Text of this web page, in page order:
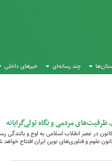
چند رسانه‌ای خبرهای داخلی
مردمی و نگاه تولی‌گرایانه
در عصر انقلاب اسلامی به اوج و بالندگی
علوم و فناوری‌های نوین ایران افتتاح خواهد